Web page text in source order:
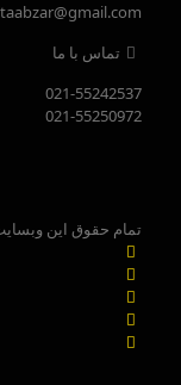
تماس با ما
021-55242537
021-55250972
تمام حقوق این